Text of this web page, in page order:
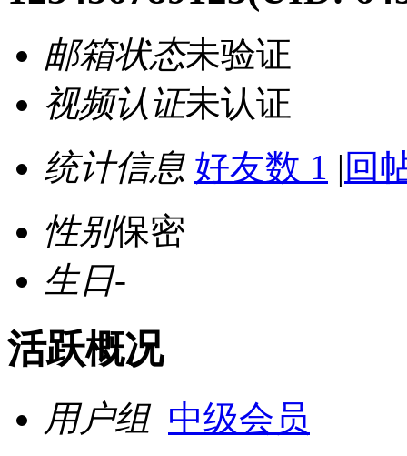
邮箱状态未验证
视频认证未认证
统计信息 好友数 1 | 回
性别保密
生日-
活跃概况
用户组 中级会员